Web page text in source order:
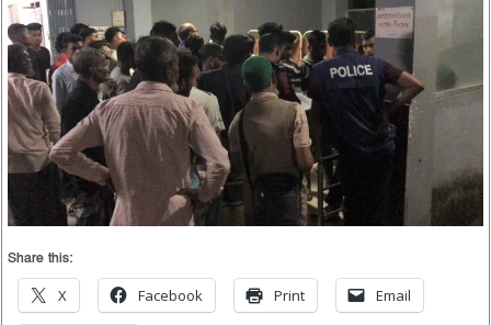
Share this:
X Facebook Print Email